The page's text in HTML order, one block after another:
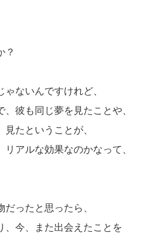
？
ないんですけれど、
彼も同じ夢を見たことや、
たということが、
アルな効果なのかなって、
ったと思ったら、
、今、また出会えたことを